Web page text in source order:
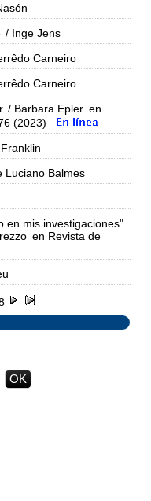
/ Inge Jens
Carneiro
Carneiro
/ Barbara Epler en
(2023)
Luciano Balmes
en mis investigaciones".
en Revista de